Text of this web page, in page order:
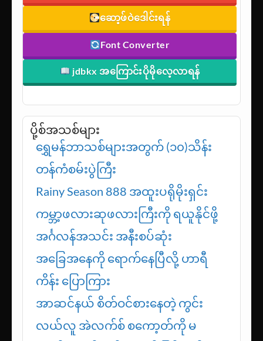
မြန်မာစာတန်းထိုးရုပ်ရှင်
Sexy Models
ဆော့ဖ်ဝဲဒေါင်းရန်
jdbkx အကြောင်းပိုမိုလေ့လာရန်
ပို့စ်အသစ်များ
ရွှေမန်ဘာသစ်များအတွက် (၁၀)သိန်း
တန်ကံစမ်းပွဲကြီး
Rainy Season 888 အထူးပရိုမိုးရှင်း
ကမ္ဘာ့ဖလားဆုဖလားကြီးကို ရယူနိုင်ဖို့
အင်္ဂလန်အသင်း အနီးစပ်ဆုံး
အခြေအနေကို ရောက်နေပြီလို့ ဟာရီ
ကိန်း ပြောကြား